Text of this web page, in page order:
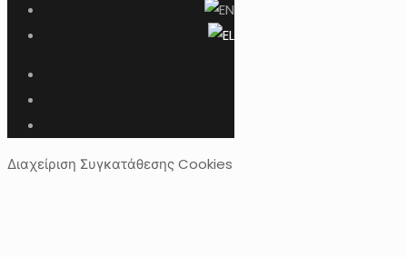
Διαχείριση Συγκατάθεσης Cookies